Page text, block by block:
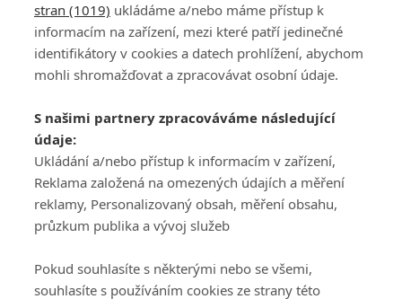
stran (1019) ukládáme a/nebo máme přístup k
informacím na zařízení, mezi které patří jedinečné
identifikátory v cookies a datech prohlížení, abychom
mohli shromažďovat a zpracovávat osobní údaje.
S našimi partnery zpracováváme následující
údaje:
Ukládání a/nebo přístup k informacím v zařízení,
Reklama založená na omezených údajích a měření
reklamy, Personalizovaný obsah, měření obsahu,
průzkum publika a vývoj služeb
Pokud souhlasíte s některými nebo se všemi,
souhlasíte s používáním cookies ze strany této